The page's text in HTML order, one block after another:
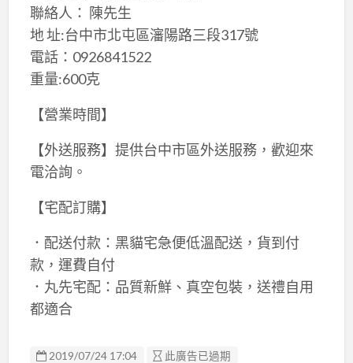
聯絡人： 陳先生
地 址:台中市北屯區瀋陽路三段317號
電話：0926841522
重量:600克
【營業時間】
【外送服務】提供台中市區外送服務，歡迎來
電洽詢。
【宅配訂購】
．配送付款：黑貓宅急便低溫配送，貨到付
款，運費自付
．丸先宅配：品質新鮮、真空包裝，送禮自用
都適合
2019/07/24 17:04 此廣告已過期